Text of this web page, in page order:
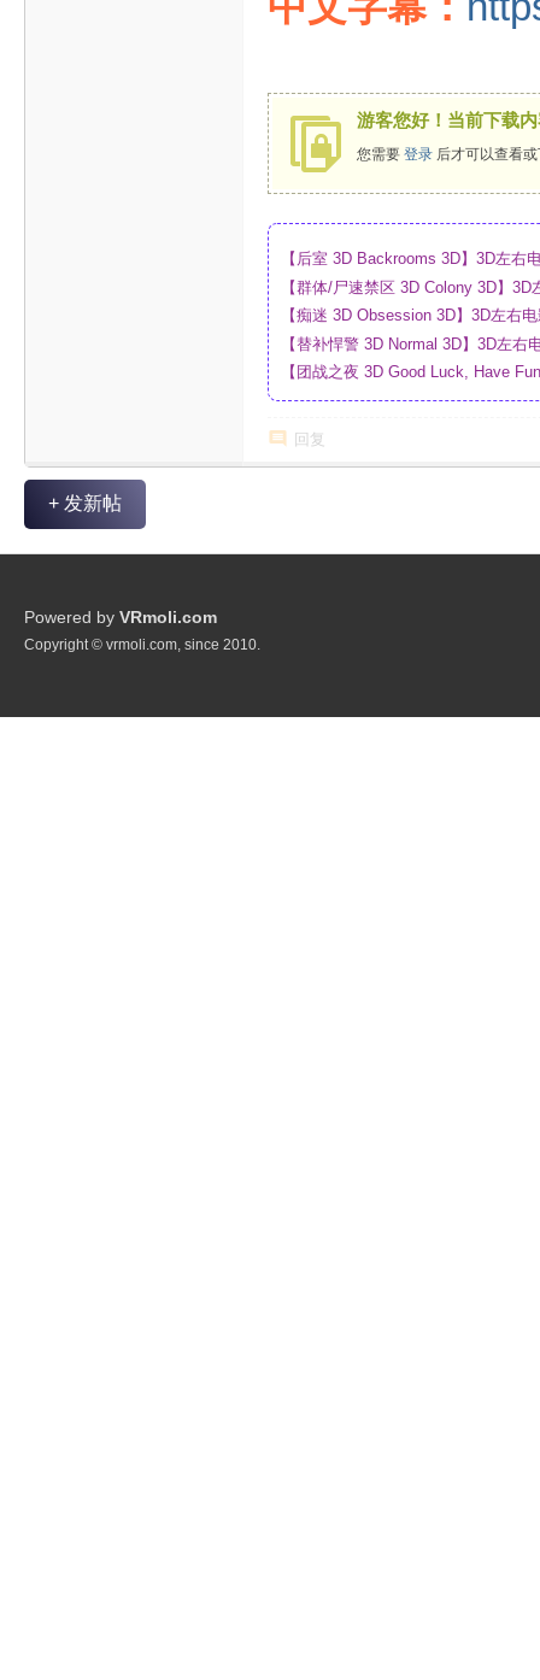
游客您好！当前下载
您需要 登录 后才可以查看
【后室 3D Backrooms 3D】3D左右
【群体/尸速禁区 3D Colony 3D】
_网盘
【痴迷 3D Obsession 3D】3D左右
【替补悍警 3D Normal 3D】3D左
【团战之夜 3D Good Luck, Have
回复
+ 发新帖
Powered by VRmoli.com
Copyright © vrmoli.com, since 2010.